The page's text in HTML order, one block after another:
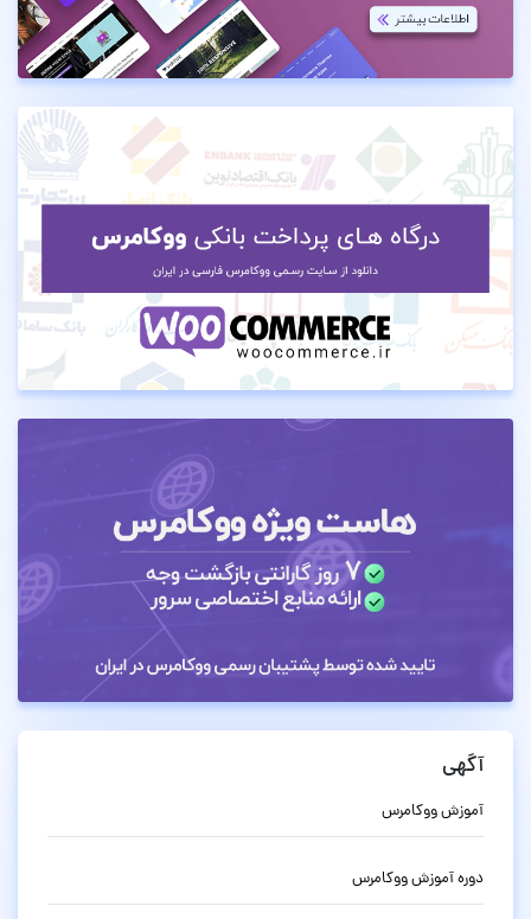
آگهی
آموزش ووکامرس
دوره آموزش ووکامرس